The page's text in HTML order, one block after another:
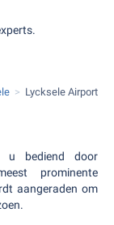
Lycksele Airport
u bediend door
prominente
aangeraden om